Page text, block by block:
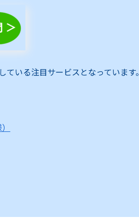
いる注目サービスとなっています。